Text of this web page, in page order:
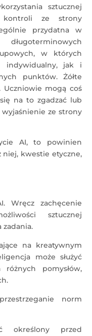
sztucznej
kontroli ze strony
przydatna w
w których
indywidualny, jak i
punktów. Żółte
Uczniowie mogą coś
na to zgadzać lub
ze strony
AI, to powinien
niej, kwestie etyczne,
Wręcz zachęcenie
sztucznej
na kreatywnym
może służyć
pomysłów,
norm
określony przed